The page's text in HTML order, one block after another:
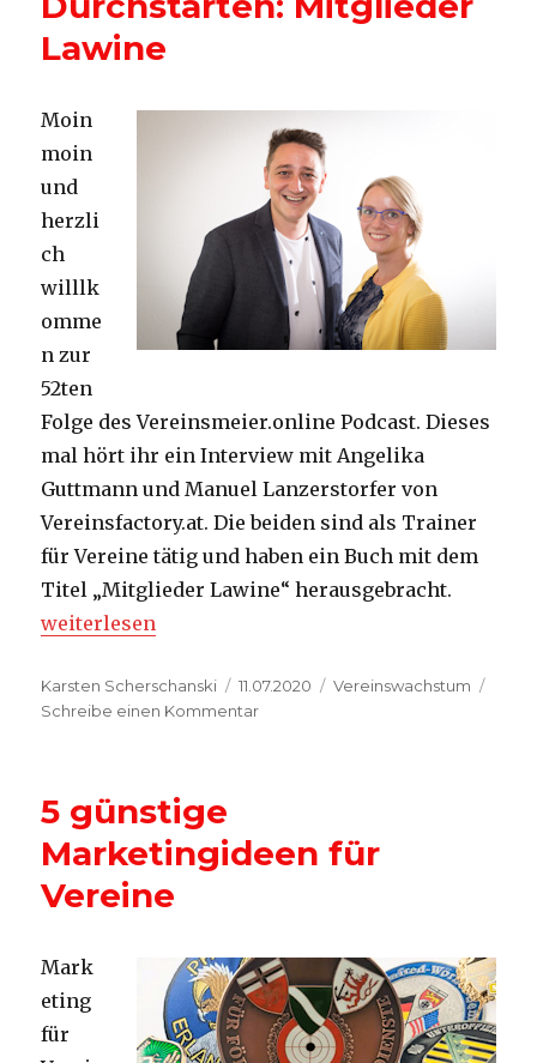
Vereine
Lawine
Moin
moin
und
herzli
ch
willlk
omme
n zur
52ten
Folge des Vereinsmeier.online Podcast. Dieses
mal hört ihr ein Interview mit Angelika
Guttmann und Manuel Lanzerstorfer von
Vereinsfactory.at. Die beiden sind als Trainer
für Vereine tätig und haben ein Buch mit dem
Titel „Mitglieder Lawine“ herausgebracht.
„Durchstarten: Mitglieder Lawine“
weiterlesen
Autor
Karsten Scherschanski
Veröffentlicht
am
11.07.2020 Kategorien
Vereinswachstum
Schreibe einen Kommentarzu
5 günstige
Marketingideen für
Vereine
Mark
eting
für